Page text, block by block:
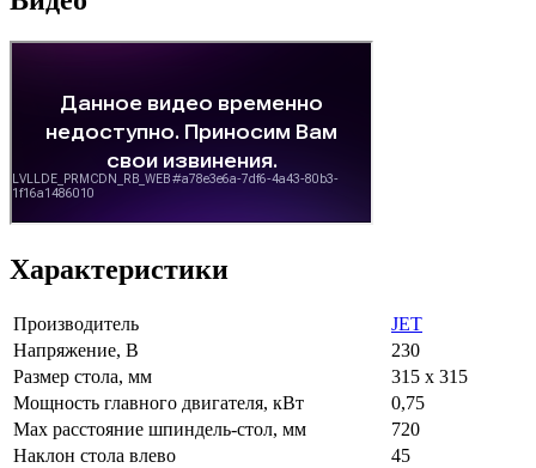
Характеристики
Производитель
JET
Напряжение, В
230
Размер стола, мм
315 x 315
Мощность главного двигателя, кВт
0,75
Max расстояние шпиндель-стол, мм
720
Наклон стола влево
45